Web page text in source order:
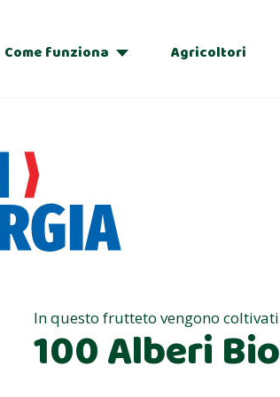
Come funziona
Regalo
Agricoltori
In questo frutteto vengono coltivati
100 Alberi Bio